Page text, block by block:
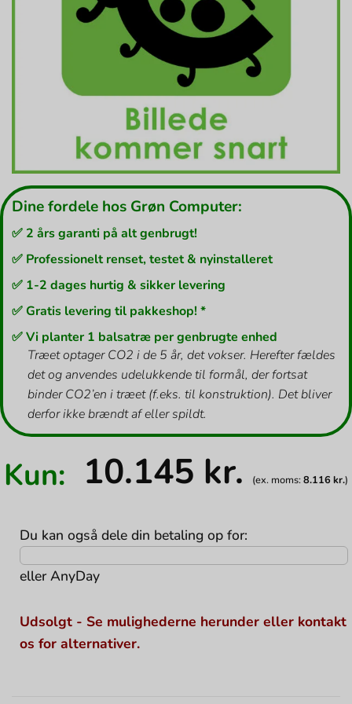
Dine fordele hos Grøn Computer:
✅ 2 års garanti på alt genbrugt!
✅ Professionelt renset, testet & nyinstalleret
✅ 1-2 dages hurtig & sikker levering
✅ Gratis levering til pakkeshop! *
✅ Vi planter 1 balsatræ per genbrugte enhed
Træet optager CO2 i de 5 år, det vokser. Herefter fældes
det og anvendes udelukkende til formål, der fortsat
binder CO2’en i træet (f.eks. til konstruktion). Det bliver
derfor ikke brændt af eller spildt.
Kun: 10.145 kr. (ex. moms:8.116 kr.)
Du kan også dele din betaling op for:
ellerAnyDay
Udsolgt - Se mulighederne herunder eller kontakt
os for alternativer.